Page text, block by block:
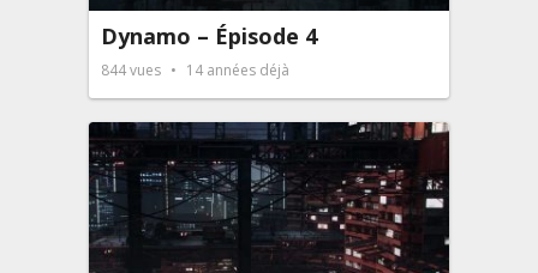
Dynamo – Épisode 4
844vues 14 années déjà